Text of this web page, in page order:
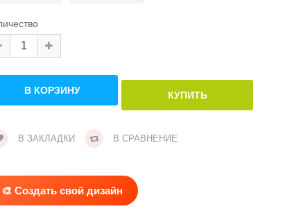
В ЗАКЛАДКИ В СРАВНЕНИЕ
🎨 Создать свой дизайн